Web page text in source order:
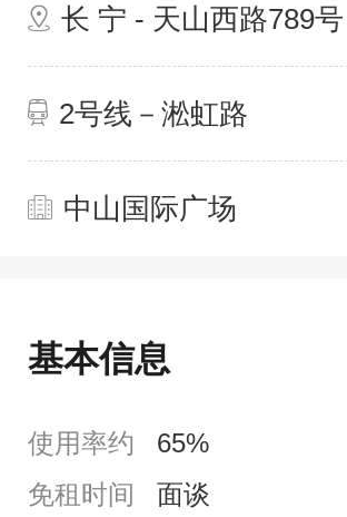
长 宁 - 天山西路789号
2号线－淞虹路
中山国际广场
基本信息
使用率约 65%
免租时间
面谈